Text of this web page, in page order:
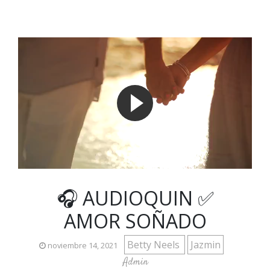
🎧 AUDIOQUIN ✅
AMOR SOÑADO
noviembre 14, 2021 Betty Neels Jazmin
Admin